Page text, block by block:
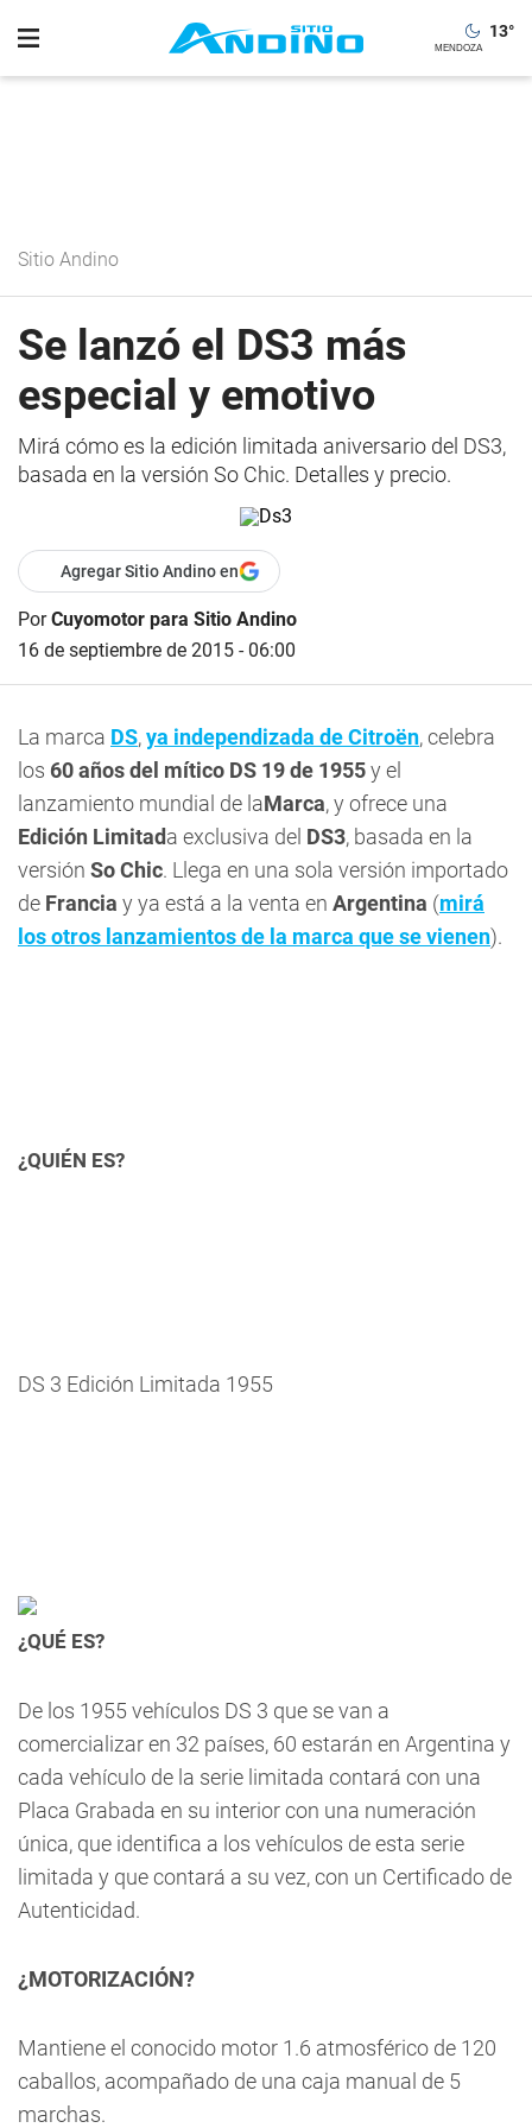
13°
Sitio Andino
Se lanzó el DS3 más
especial y emotivo
Mirá cómo es la edición limitada aniversario del DS3,
basada en la versión So Chic. Detalles y precio.
Agregar Sitio Andino en
PorCuyomotor para Sitio Andino
16 de septiembre de 2015 - 06:00
La marca DS,ya independizada de Citroën, celebra
los 60 años del mítico DS 19 de 1955y el
lanzamiento mundial de laMarca, y ofrece una
Edición Limitada exclusiva del DS3, basada en la
versión So Chic. Llega en una sola versión importado
de Francia y ya está a la venta en Argentina (mirá
los otros lanzamientos de la marca que se vienen).
¿QUIÉN ES?
DS 3 Edición Limitada 1955
¿QUÉ ES?
De los 1955 vehículos DS 3 que se van a
comercializar en 32 países, 60 estarán en Argentina y
cada vehículo de la serie limitada contará con una
Placa Grabada en su interior con una numeración
única, que identifica a los vehículos de esta serie
limitada y que contará a su vez, con un Certificado de
Autenticidad.
¿MOTORIZACIÓN?
Mantiene el conocido motor 1.6 atmosférico de 120
caballos, acompañado de una caja manual de 5
marchas.